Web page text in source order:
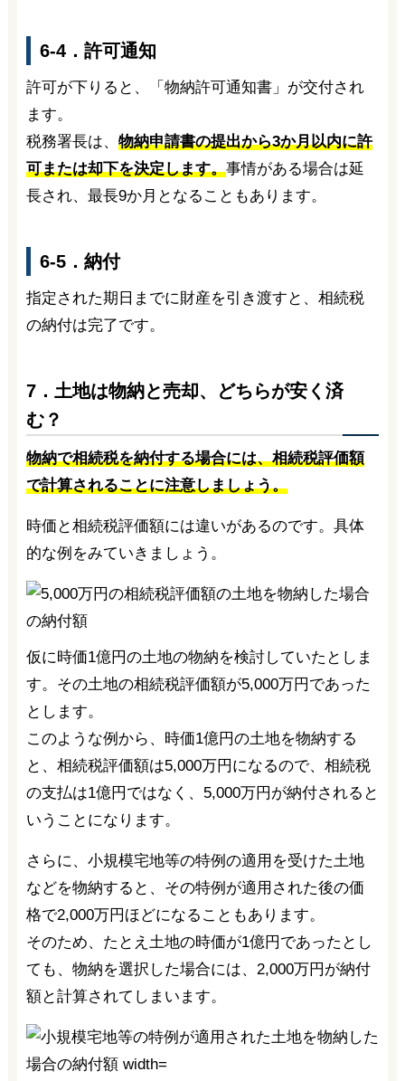
6-4．許可通知
許可が下りると、「物納許可通知書」が交付され
ます。
税務署長は、 物納申請書の提出から3か月以内に許
可または却下を決定します。事情がある場合は延
長され、最長9か月となることもあります。
6-5．納付
指定された期日までに財産を引き渡すと、相続税
の納付は完了です。
7．土地は物納と売却、どちらが安く済
む？
物納で相続税を納付する場合には、相続税評価額
で計算されることに注意しましょう。
時価と相続税評価額には違いがあるのです。具体
的な例をみていきましょう。
仮に時価1億円の土地の物納を検討していたとしま
す。その土地の相続税評価額が5,000万円であった
とします。
このような例から、時価1億円の土地を物納する
と、相続税評価額は5,000万円になるので、相続税
の支払は1億円ではなく、5,000万円が納付されると
いうことになります。
さらに、小規模宅地等の特例の適用を受けた土地
などを物納すると、その特例が適用された後の価
格で2,000万円ほどになることもあります。
そのため、たとえ土地の時価が1億円であったとし
ても、物納を選択した場合には、2,000万円が納付
額と計算されてしまいます。